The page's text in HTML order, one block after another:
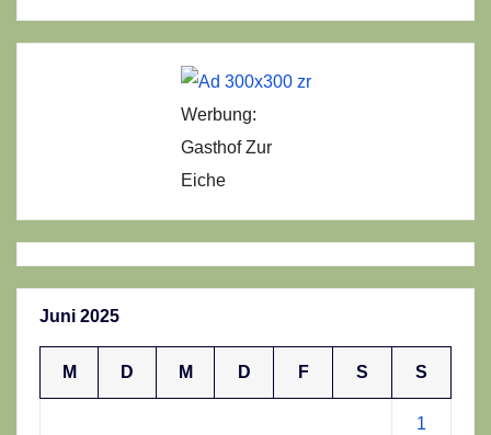
Werbung:
Gasthof Zur
Eiche
Juni 2025
M D M D F S S
1